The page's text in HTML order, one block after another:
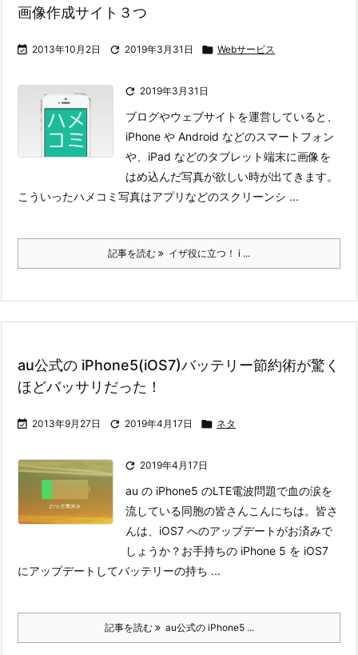
画像作成サイト３つ
 2013年10月2日  2019年3月31日  Webサービス
 2019年3月31日
ブログやウェブサイトを運営していると、
iPhone や Android などのスマートフォン
や、iPad などのタブレット端末に画像を
はめ込んだ写真が欲しい時が出てきます。
こういったハメコミ写真はアプリなどのスクリーンシ ...
記事を読む イザ役に立つ！ i ...
au公式の iPhone5(iOS7)バッテリー節約術が驚く
ほどバッサリだった！
 2013年9月27日  2019年4月17日  ネタ
 2019年4月17日
au の iPhone5 のLTE電波問題で血の涙を
流している同胞の皆さんこんにちは。皆さ
んは、iOS7 へのアップデートがお済みで
しょうか？ お手持ちの iPhone 5 を iOS7
にアップデートしてバッテリーの持ち ...
記事を読む au公式の iPhone5 ...